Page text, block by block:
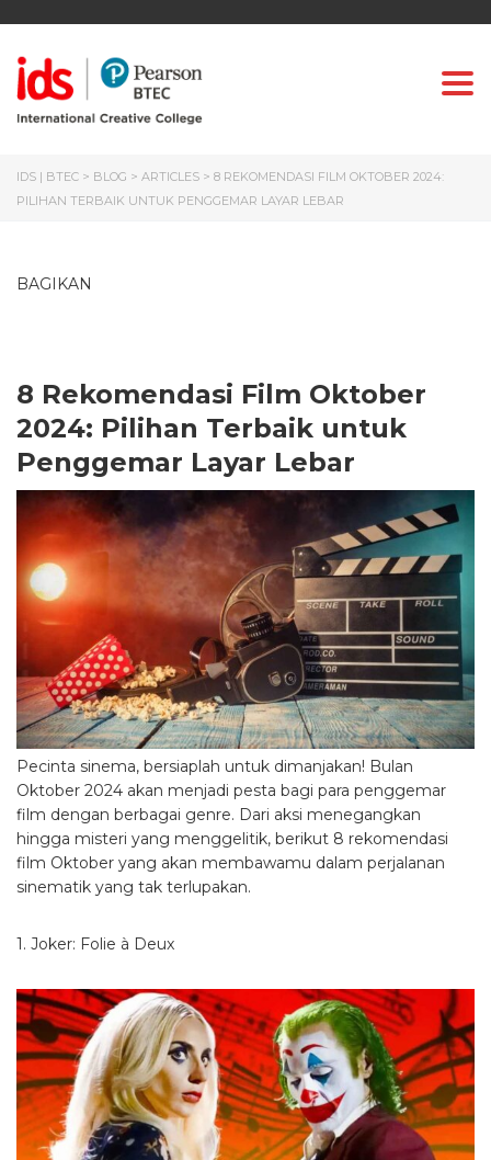
IDS | BTEC > BLOG > ARTICLES > 8 REKOMENDASI FILM OKTOBER 2024:
PILIHAN TERBAIK UNTUK PENGGEMAR LAYAR LEBAR
BAGIKAN
8 Rekomendasi Film Oktober
2024: Pilihan Terbaik untuk
Penggemar Layar Lebar
Pecinta sinema, bersiaplah untuk dimanjakan! Bulan
Oktober 2024 akan menjadi pesta bagi para penggemar
film dengan berbagai genre. Dari aksi menegangkan
hingga misteri yang menggelitik, berikut 8 rekomendasi
film Oktober yang akan membawamu dalam perjalanan
sinematik yang tak terlupakan.
1. Joker: Folie à Deux